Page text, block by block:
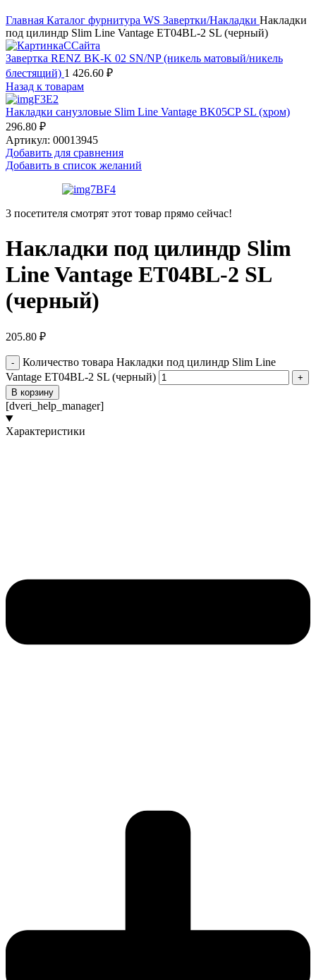
Главная Каталог фурнитура WS Завертки/Накладки Накладки
под цилиндр Slim Line Vantage ET04BL-2 SL (черный)
Завертка RENZ BK-K 02 SN/NP (никель матовый/никель
блестящий) 1 426.60 ₽
Назад к товарам
Накладки санузловые Slim Line Vantage BK05CP SL (хром)
296.80 ₽
Артикул: 00013945
Добавить для сравнения
Добавить в список желаний
3 посетителя смотрят этот товар прямо сейчас!
Накладки под цилиндр Slim
Line Vantage ET04BL-2 SL
(черный)
205.80 ₽
Количество товара Накладки под цилиндр Slim Line
Vantage ET04BL-2 SL (черный)
В корзину
[dveri_help_manager]
Характеристики